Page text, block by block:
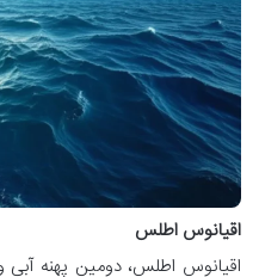
اقیانوس اطلس
اقیانوس اطلس، دومین پهنه آبی